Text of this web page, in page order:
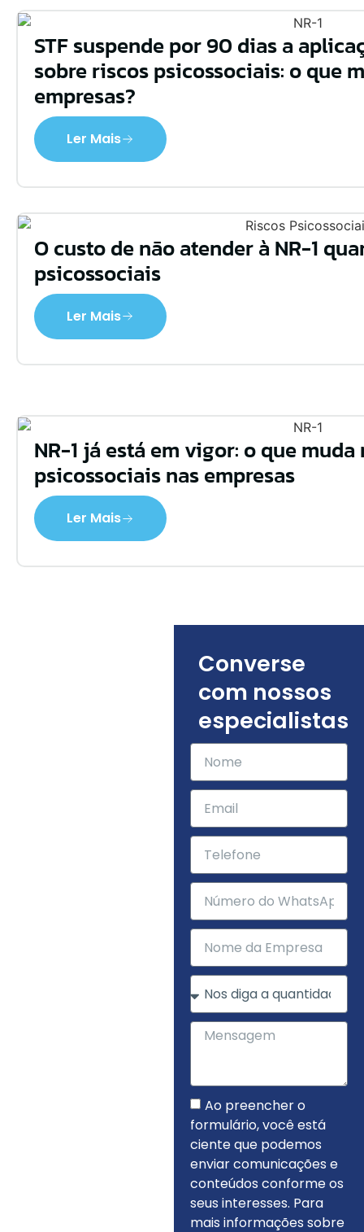
STF suspende por 90 dias a
sobre riscos psicossociais: o que
empresas?
Ler Mais
O custo de não atender à NR-1
psicossociais
Ler Mais
NR-1 já está em vigor: o que
psicossociais nas empresas
Ler Mais
Converse
com nossos
especialistas
Ao preencher o
formulário, você está
ciente que podemos
enviar comunicações e
conteúdos conforme os
seus interesses. Para
mais informações sobre